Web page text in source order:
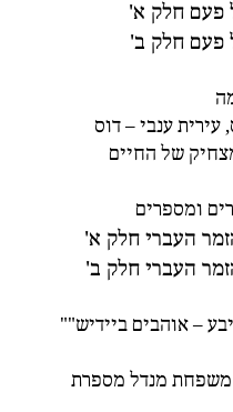
פעם חלק א'
פעם חלק ב'
ענבי – דוס
של החיים
ומספרים
העברי חלק א'
העברי חלק ב'
– אוהבים ביידיש""
מנדל מספרת